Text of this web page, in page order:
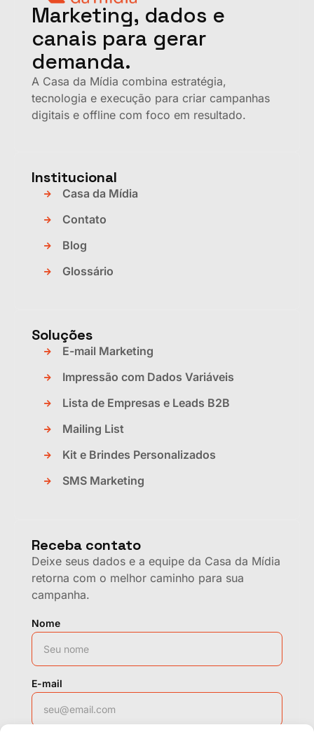
Marketing, dados e
canais para gerar
demanda.
A Casa da Mídia combina estratégia,
tecnologia e execução para criar campanhas
digitais e offline com foco em resultado.
Institucional
Casa da Mídia
Contato
Blog
Glossário
Soluções
E-mail Marketing
Impressão com Dados Variáveis
Lista de Empresas e Leads B2B
Mailing List
Kit e Brindes Personalizados
SMS Marketing
Receba contato
Deixe seus dados e a equipe da Casa da Mídia
retorna com o melhor caminho para sua
campanha.
Nome
E-mail